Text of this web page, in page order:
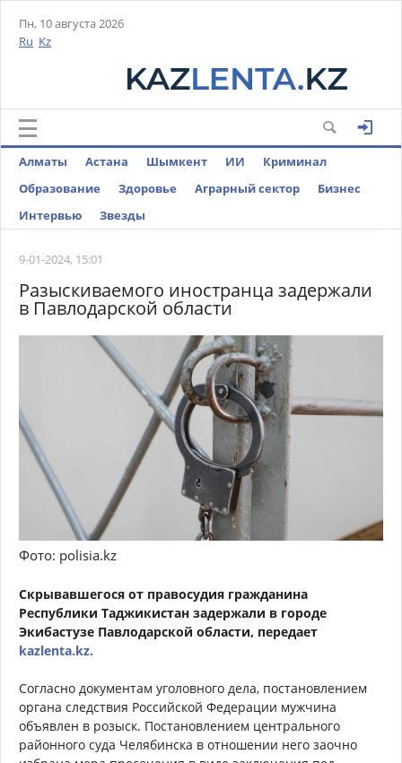
Пн, 10 августа 2026
Ru Kz
Алматы Астана Шымкент ИИ
Криминал
Образование
Здоровье Аграрный сектор
Бизнес
Интервью
Звезды
9-01-2024, 15:01
Разыскиваемого иностранца задержали
в Павлодарской области
Фото: polisia.kz
Скрывавшегося от правосудия гражданина
Республики Таджикистан задержали в городе
Экибастузе Павлодарской области, передает
kazlenta.kz.
Согласно документам уголовного дела, постановлением
органа следствия Российской Федерации мужчина
объявлен в розыск. Постановлением центрального
районного суда Челябинска в отношении него заочно